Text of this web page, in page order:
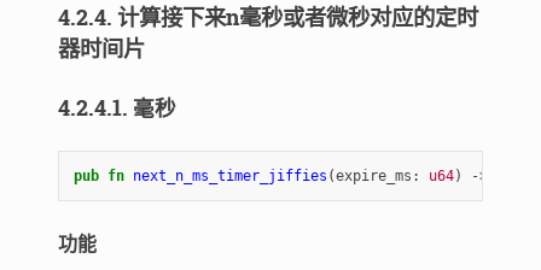
4.2.4. 计算接下来n毫秒或者微秒对应的定时
器时间片
4.2.4.1. 毫秒
pub fn next_n_ms_timer_jiffies (expire_ms : u64) ->
功能